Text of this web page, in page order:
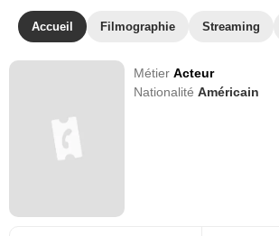
Accueil Filmographie Streaming
MétierActeur
NationalitéAméricain